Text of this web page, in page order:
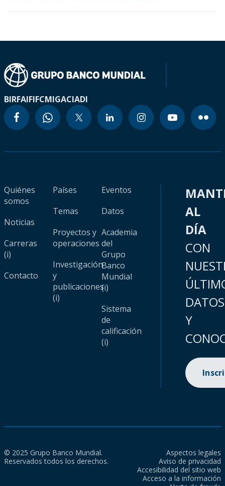
BIRFAIFIFCMIGACIADI
Quiénes
somos
Noticias
Carreras
(i)
Contacto
Países
Temas
Proyectos y
operaciones
Investigación
y
publicaciones
(i)
Eventos
Datos
Academia
del
Grupo
Banco
Mundial
(i)
Sistema
de
calificación
(i)
AL
DÍA
CON
DATOS
Y
© 2025 Grupo Banco Mundial.
Reservados todos los derechos.
Aspectos legales
Aviso de privacidad
Accesibilidad del sitio web
Acceso a la información